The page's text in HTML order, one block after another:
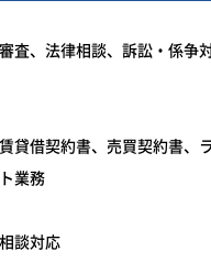
査、法律相談、訴訟・係争
貸借契約書、売買契約書
業務
談対応